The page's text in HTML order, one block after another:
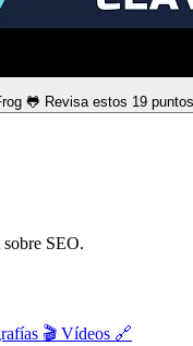
🐸 Revisa estos 19 puntos
SEO.
🎬 Vídeos 🔗